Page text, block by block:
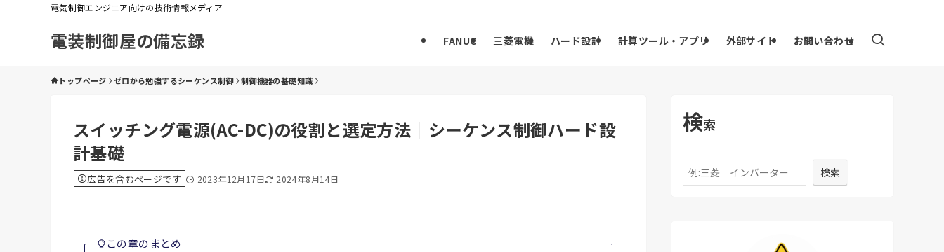
電気制御エンジニア向けの技術情報メディア
電装制御屋の備忘録 FANUC 三菱電機 ハード設計 計算ツール・アプリ 外部サイト お問い合わせ
トップページ ゼロから勉強するシーケンス制御 制御機器の基礎知識
スイッチング電源(AC-DC)の役割と選定方法｜シーケンス制御ハード設
計基礎
広告を含むページです 2023年12月17日 2024年8月14日
この章のまとめ
検索
検索 検索